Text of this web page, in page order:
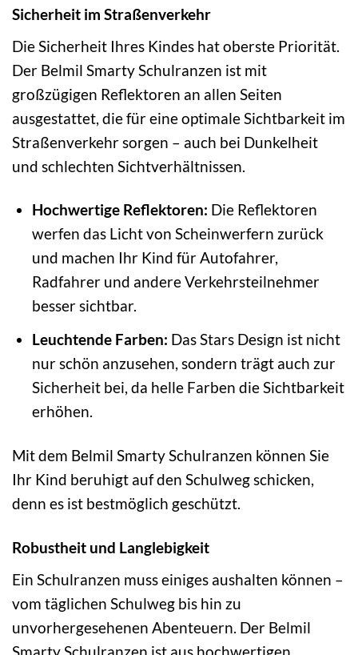
Sicherheit im Straßenverkehr
Die Sicherheit Ihres Kindes hat oberste Priorität.
Der Belmil Smarty Schulranzen ist mit
großzügigen Reflektoren an allen Seiten
ausgestattet, die für eine optimale Sichtbarkeit im
Straßenverkehr sorgen – auch bei Dunkelheit
und schlechten Sichtverhältnissen.
Hochwertige Reflektoren: Die Reflektoren
werfen das Licht von Scheinwerfern zurück
und machen Ihr Kind für Autofahrer,
Radfahrer und andere Verkehrsteilnehmer
besser sichtbar.
Leuchtende Farben: Das Stars Design ist nicht
nur schön anzusehen, sondern trägt auch zur
Sicherheit bei, da helle Farben die Sichtbarkeit
erhöhen.
Mit dem Belmil Smarty Schulranzen können Sie
Ihr Kind beruhigt auf den Schulweg schicken,
denn es ist bestmöglich geschützt.
Robustheit und Langlebigkeit
Ein Schulranzen muss einiges aushalten können –
vom täglichen Schulweg bis hin zu
unvorhergesehenen Abenteuern. Der Belmil
Smarty Schulranzen ist aus hochwertigen,